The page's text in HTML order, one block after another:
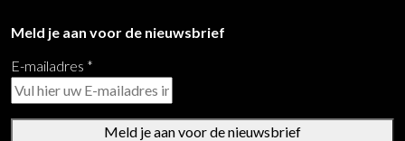
Meld je aan voor de nieuwsbrief
E-mailadres *
Meld je aan voor de nieuwsbrief